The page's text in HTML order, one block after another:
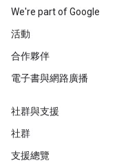
We're part of Google
活動
合作夥伴
電子書與網路廣播
社群與支援
社群
支援總覽